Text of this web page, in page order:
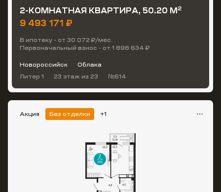
2-КОМНАТНАЯ КВАРТИРА, 50.20 М2
9 493 171 ₽
В ипотеку - от 30 072 ₽/мес.
Первоначальный взнос - от 1 898 634 ₽
Новороссийск
Облака
Литер 1
23 этаж из 23 №614
Акция Без отделки +1